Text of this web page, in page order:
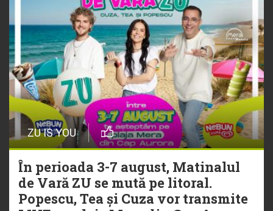
ZU IS YOU
În perioada 3-7 august, Matinalul
de Vară ZU se mută pe litoral.
Popescu, Tea și Cuza vor transmite